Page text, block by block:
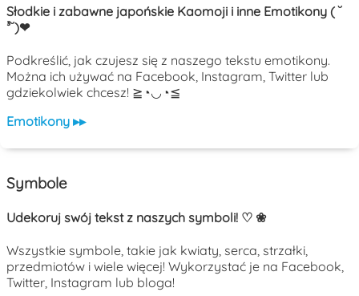
Słodkie i zabawne japońskie Kaomoji i inne Emotikony ( ˘
³˘)❤
Podkreślić, jak czujesz się z naszego tekstu emotikony.
Można ich używać na Facebook, Instagram, Twitter lub
gdziekolwiek chcesz! ≧◔◡◔≦
Emotikony ▸▸
Symbole
Udekoruj swój tekst z naszych symboli! ♡ ❀
Wszystkie symbole, takie jak kwiaty, serca, strzałki,
przedmiotów i wiele więcej! Wykorzystać je na Facebook,
Twitter, Instagram lub bloga!